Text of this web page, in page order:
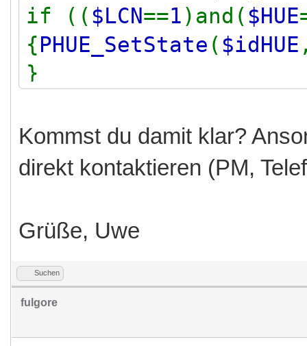
if (( $LCN==1 )and( $HUE
{ PHUE_SetState ( $idHUE
}
// Ereignis zur
Status legen
re Zeilen mit
ein weiteres Skript)
// zum dimmen
Wert abgefragt
CN dimmt 0-100, HUE
Kommst du damit klar?
direkt kontaktieren (PM,
Grüße, Uwe
Suchen
fulgore